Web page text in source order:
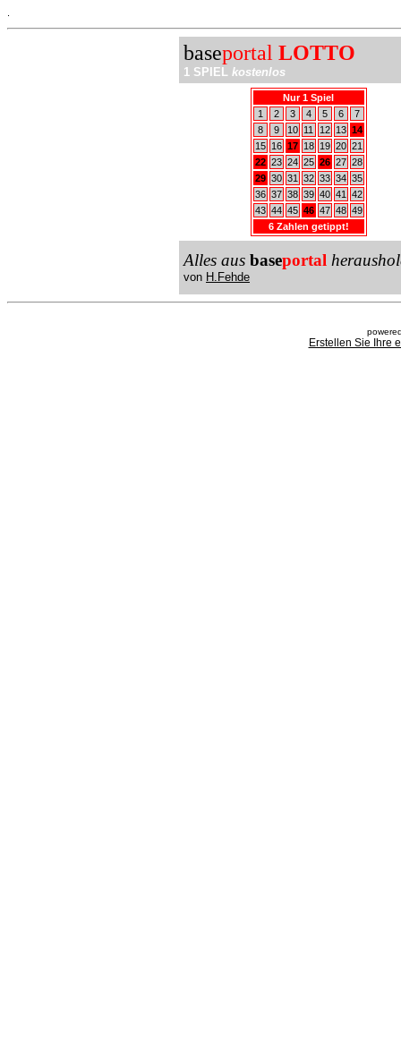
baseportal LOTTO
1 SPIEL kostenlos
Nur 1 Spiel
1
2 3 4 5 6
7
8
9 10 11 12 13 14
15
16 17 18 19 20 21
22 23 24 25 26 27 28
29 30 31 32 33 34 35
36 37 38 39 40 41
42
43 44 45 46 47 48 49
6 Zahlen getippt!
Alles aus baseportal
von H.Fehde
Erstellen Sie Ihre